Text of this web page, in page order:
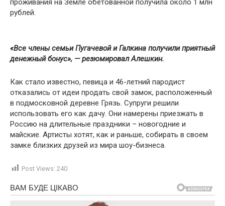
проживания на Земле обетованной получила около 1 млн
рублей.
«Все члены семьи Пугачевой и Галкина получили приятный
денежный бонус», — резюмировал Алешкин.
Как стало известно, певица и 46-летний пародист
отказались от идеи продать свой замок, расположенный
в подмосковной деревне Грязь. Супруги решили
использовать его как дачу. Они намерены приезжать в
Россию на длительные праздники – новогодние и
майские. Артисты хотят, как и раньше, собирать в своем
замке близких друзей из мира шоу-бизнеса.
Post Views: 240